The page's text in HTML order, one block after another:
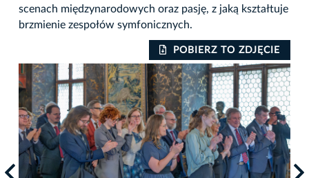
scenach międzynarodowych oraz pasję, z jaką kształtuje
brzmienie zespołów symfonicznych.
POBIERZ TO ZDJĘCIE